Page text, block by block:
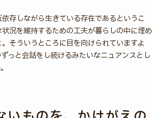
存しながら生きている存在であるというこ
況を維持するための工夫が暮らしの中に埋め
そういうところに目を向けられていますよ
っと会話をし続けるみたいなニュアンスとし